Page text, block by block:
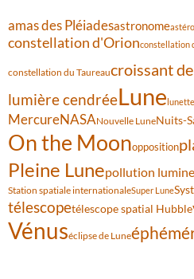
amas des Pléiadesastronome
constellation d'Orionconstellation
constellation du Taureaucroissant
lumière cendréeLune
MercureNASANouvelle LuneNuits-
On the Moonopposition
Pleine Lunepollution
Station spatiale internationaleSuper Lune
télescopetélescope spatial Hubble
Vénuséclipse de Lune